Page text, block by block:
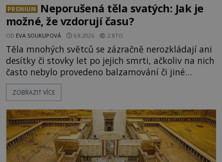
PREMIUM
Neporušená těla svatých: Jak je
možné, že vzdorují času?
OD EVA SOUKUPOVÁ 6.8.2026 2.8TIS
Těla mnohých světců se zázračně nerozkládají ani
desítky či stovky let po jejich smrti, ačkoliv na nich
často nebylo provedeno balzamování či jiné
pokusy o konzervaci. Neporušené ostatky bývají
považovány za důkaz svatosti zemřelých. Jaké
osobností ochraňují? Na hřbitově u kláštera
Milosrdných
ZOBRAZIT VÍCE